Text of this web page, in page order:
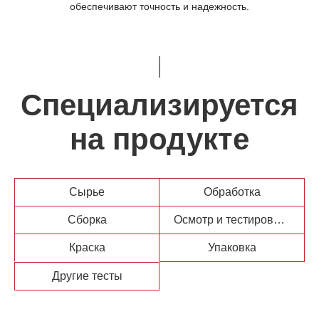
обеспечивают точность и надежность.
Специализируется
на продукте
Сырье Обработка
Сборка Осмотр и тестирование
Краска Упаковка
Другие тесты